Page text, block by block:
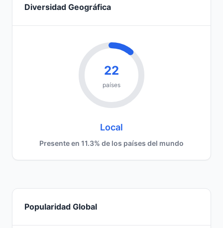
Diversidad Geográfica
22
países
Local
Presente en 11.3% de los países del mundo
Popularidad Global